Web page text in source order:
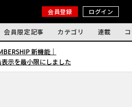
会員登録 ログイン
会員限定記事 カテゴリ 連載
新機能｜
示を最小限にしました